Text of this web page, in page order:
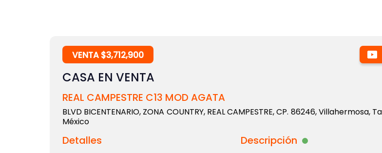
VENTA $3,712,900
CASA EN VENTA
REAL CAMPESTRE C13 MOD AGATA
BLVD BICENTENARIO, ZONA COUNTRY, REAL CAMPESTRE, CP. 86246, Villahermosa,
México
Detalles Descripción